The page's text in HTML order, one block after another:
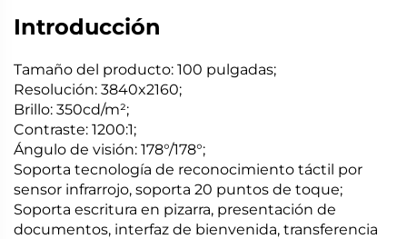
Introducción
Tamaño del producto: 100 pulgadas;
Resolución: 3840x2160;
Brillo: 350cd/m²;
Contraste: 1200:1;
Ángulo de visión: 178°/178°;
Soporta tecnología de reconocimiento táctil por
sensor infrarrojo, soporta 20 puntos de toque;
Soporta escritura en pizarra, presentación de
documentos, interfaz de bienvenida, transferencia